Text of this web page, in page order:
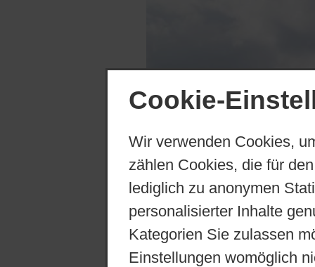
Cookie-
Wir verwenden Cookies,
zählen Cookies, die für
lediglich zu anonymen
personalisierter Inhalte
Kategorien Sie zulassen
Einstellungen womöglich